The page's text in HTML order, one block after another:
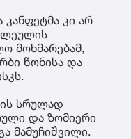
კი არ
მოხმარებამ,
წონისა და
სრულად
და ზომიერი
მამუჩიშვილი.